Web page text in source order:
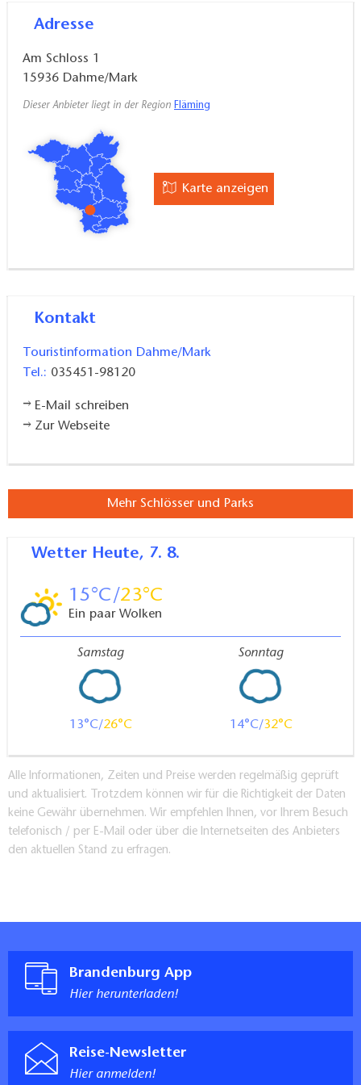
laden zu einer gemütlichen Auszeit im Grünen ein.
Die Schlossruine ist barrierefrei zugänglich, so dass
können. Toilettenanlagen mit Behinderten-WC sind
vorhanden.
Adresse
Am Schloss 1
15936 Dahme/Mark
Dieser Anbieter liegt in der Region Fläming
Karte anzeigen
Kontakt
Touristinformation Dahme/Mark
Tel.: 035451-98120
E-Mail schreiben
Zur Webseite
Mehr Schlösser und Parks
Wetter Heute, 7. 8.
15 23
Ein paar Wolken
Samstag
13 26
Sonntag
14 32
Alle Informationen, Zeiten und Preise werden regelmäßig geprüft
und aktualisiert. Trotzdem können wir für die Richtigkeit der Daten
keine Gewähr übernehmen. Wir empfehlen Ihnen, vor Ihrem Besuch
telefonisch / per E-Mail oder über die Internetseiten des Anbieters
den aktuellen Stand zu erfragen.
Brandenburg App
Hier herunterladen!
Reise-Newsletter
Hier anmelden!